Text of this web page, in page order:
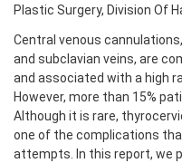
Plastic Surgery, Division Of
Central venous
and subclavian veins, are
and associated with a high
However, more than 15%
Although it is rare,
one of the complications
attempts. In this report, we